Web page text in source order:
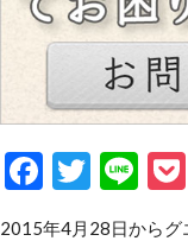
2015年4月28日からグ